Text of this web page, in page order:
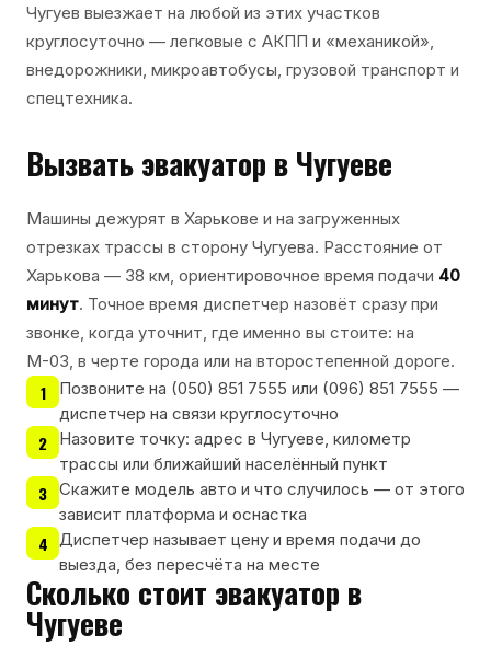
Чугуев выезжает на любой из этих участков
круглосуточно — легковые с АКПП и «механикой»,
внедорожники, микроавтобусы, грузовой транспорт и
спецтехника.
Вызвать эвакуатор в Чугуеве
Машины дежурят в Харькове и на загруженных
отрезках трассы в сторону Чугуева. Расстояние от
Харькова — 38 км, ориентировочное время подачи 40
минут. Точное время диспетчер назовёт сразу при
звонке, когда уточнит, где именно вы стоите: на
М-03, в черте города или на второстепенной дороге.
1
Позвоните на (050) 851 7555 или (096) 851 7555 —
диспетчер на связи круглосуточно
2
Назовите точку: адрес в Чугуеве, километр
трассы или ближайший населённый пункт
3 Скажите модель авто и что случилось — от этого
зависит платформа и оснастка
4 Диспетчер называет цену и время подачи до
выезда, без пересчёта на месте
Сколько стоит эвакуатор в
Чугуеве